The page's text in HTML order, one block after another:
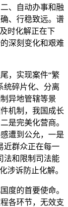
、自动办事和融
、行稳致远。谱
时化解正在下
深刻变化和艰难
，实现案件“繁
统碎片化、分离
异地管辖等景
机制，我国成长
是完美化营商。
遭到公允，一是
近群众正在每一
法和限制司法能
涉诉防止化解。
的首要使命。
各环节，无效支